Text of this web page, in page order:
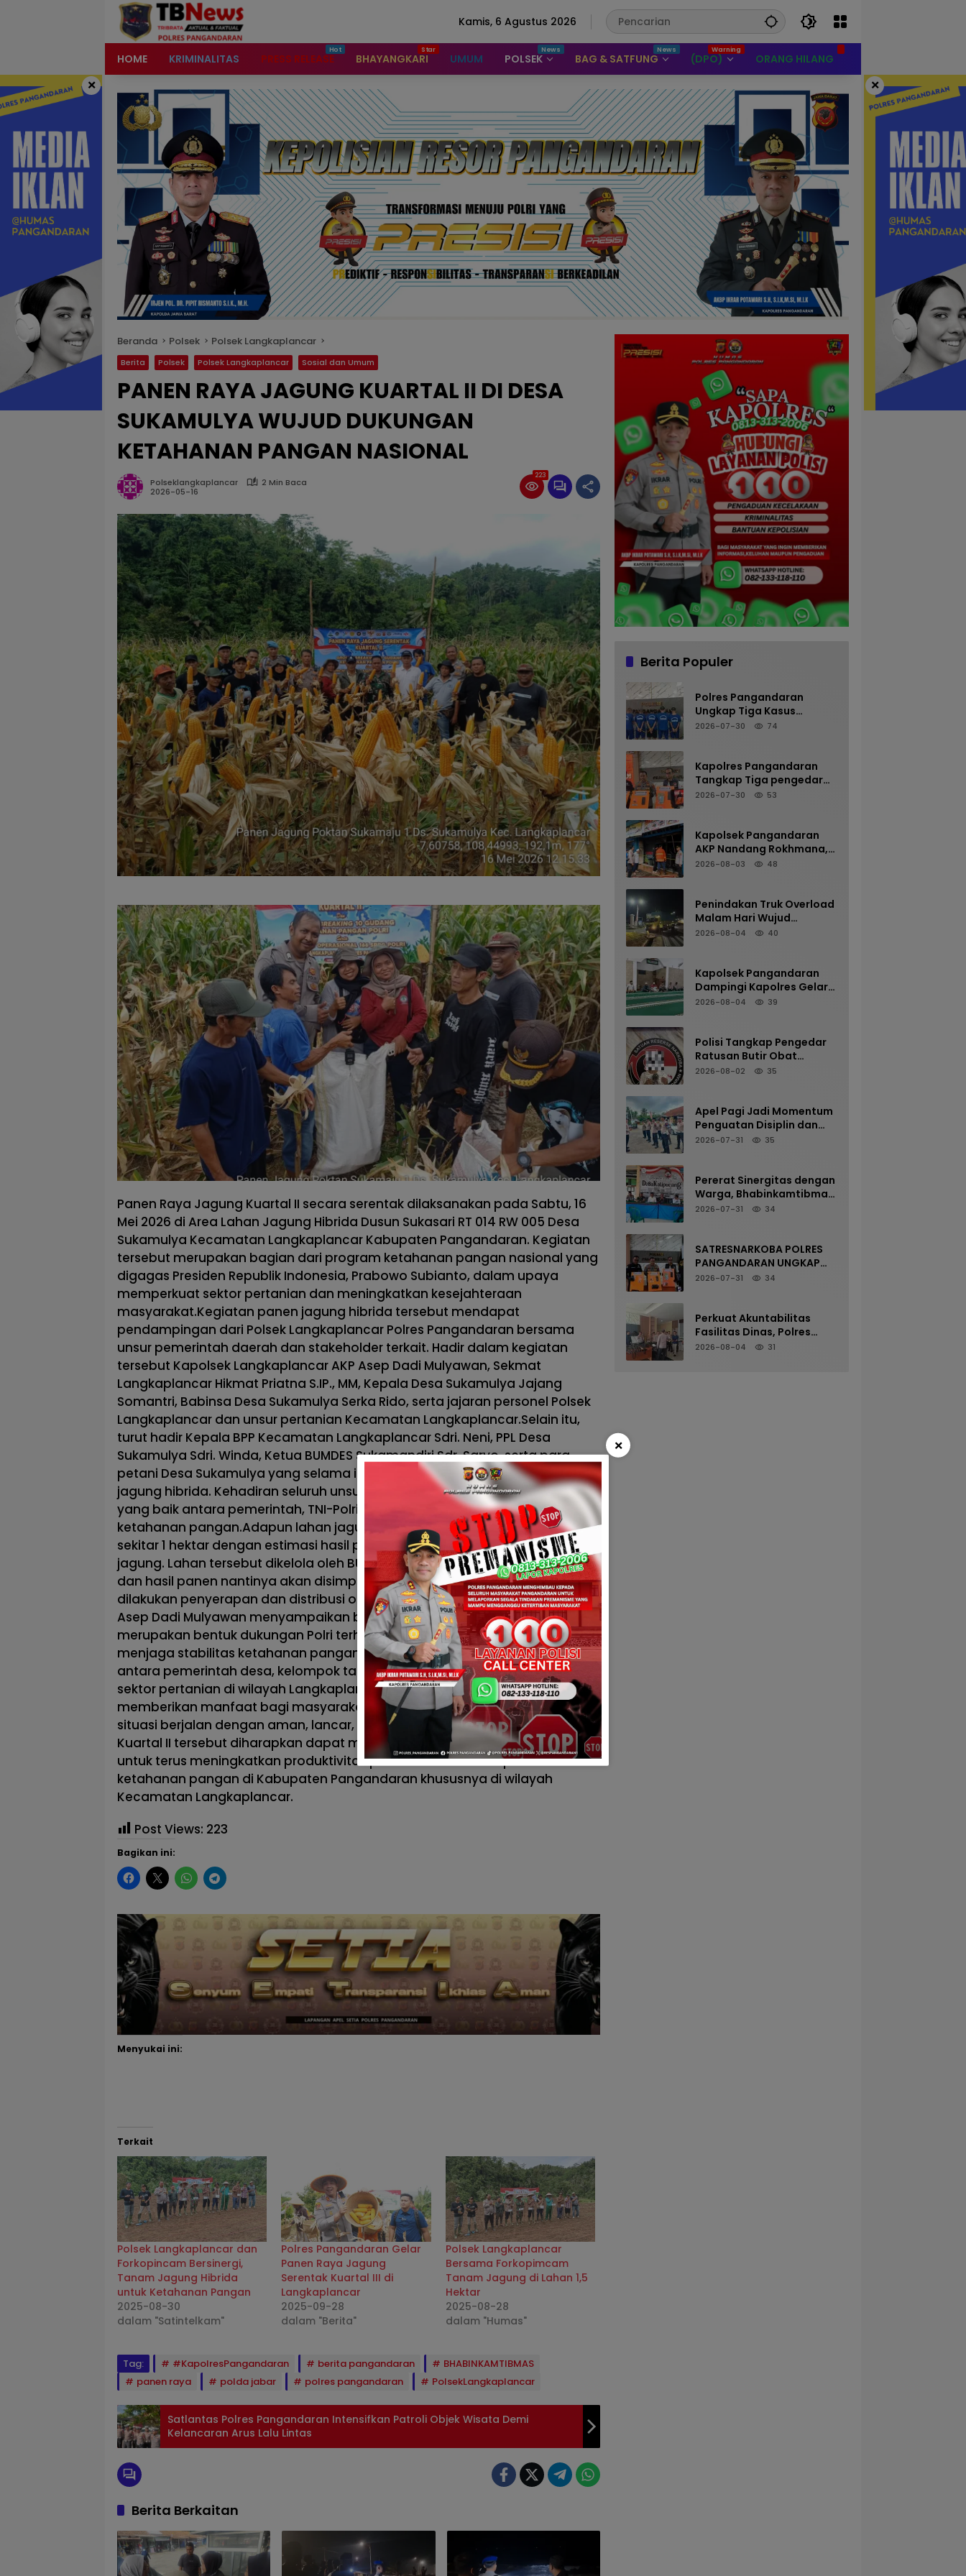
Kamis, 6 Agustus 2026
HOME KRIMINALITAS PRESS RELEASE BHAYANGKARI UMUM POLSEK BAG & SATFUNG (DPO) ORANG HILANG
× ×
Beranda Polsek Polsek Langkaplancar
Berita Polsek Polsek Langkaplancar Sosial dan Umum
PANEN RAYA JAGUNG KUARTAL II DI DESA
SUKAMULYA WUJUD DUKUNGAN
KETAHANAN PANGAN NASIONAL
Polseklangkaplancar
2 Min Baca
2026-05-16
223
Panen Raya Jagung Kuartal II secara serentak dilaksanakan pada Sabtu, 16
Mei 2026 di Area Lahan Jagung Hibrida Dusun Sukasari RT 014 RW 005 Desa
Sukamulya Kecamatan Langkaplancar Kabupaten Pangandaran. Kegiatan
tersebut merupakan bagian dari program ketahanan pangan nasional yang
digagas Presiden Republik Indonesia, Prabowo Subianto, dalam upaya
memperkuat sektor pertanian dan meningkatkan kesejahteraan
masyarakat.Kegiatan panen jagung hibrida tersebut mendapat
pendampingan dari Polsek Langkaplancar Polres Pangandaran bersama
unsur pemerintah daerah dan stakeholder terkait. Hadir dalam kegiatan
tersebut Kapolsek Langkaplancar AKP Asep Dadi Mulyawan, Sekmat
Langkaplancar Hikmat Priatna S.IP., MM, Kepala Desa Sukamulya Jajang
Somantri, Babinsa Desa Sukamulya Serka Rido, serta jajaran personel Polsek
Langkaplancar dan unsur pertanian Kecamatan Langkaplancar.Selain itu,
turut hadir Kepala BPP Kecamatan Langkaplancar Sdri. Neni, PPL Desa
Sukamulya Sdri. Winda, Ketua BUMDES Sukamandiri Sdr. Saryo, serta para
petani Desa Sukamulya yang selama ini aktif mengelola lahan pertanian
jagung hibrida. Kehadiran seluruh unsur tersebut menunjukkan sinergitas
yang baik antara pemerintah, TNI-Polri, dan masyarakat dalam mendukung
ketahanan pangan.Adapun lahan jagung hibrida yang dipanen memiliki luas
sekitar 1 hektar dengan estimasi hasil panen mencapai kurang lebih 7 ton
jagung. Lahan tersebut dikelola oleh BUMDES Sukamandiri Desa Sukamulya
dan hasil panen nantinya akan disimpan di gudang BUMDES sebelum
dilakukan penyerapan dan distribusi oleh Bulog.Kapolsek Langkaplancar AKP
Asep Dadi Mulyawan menyampaikan bahwa kegiatan pendampingan ini
merupakan bentuk dukungan Polri terhadap program pemerintah dalam
menjaga stabilitas ketahanan pangan nasional. Dengan adanya kolaborasi
antara pemerintah desa, kelompok tani, dan aparat keamanan, diharapkan
sektor pertanian di wilayah Langkaplancar dapat terus berkembang dan
memberikan manfaat bagi masyarakat.Selama kegiatan berlangsung
situasi berjalan dengan aman, lancar, dan kondusif. Panen Raya Jagung
Kuartal II tersebut diharapkan dapat menjadi motivasi bagi masyarakat
untuk terus meningkatkan produktivitas pertanian serta memperkuat
ketahanan pangan di Kabupaten Pangandaran khususnya di wilayah
Kecamatan Langkaplancar.
Post Views: 223
Bagikan ini:
Menyukai ini:
Terkait
Polsek Langkaplancar dan
Forkopincam Bersinergi,
Tanam Jagung Hibrida
untuk Ketahanan Pangan
2025-08-30
dalam "Satintelkam"
Polres Pangandaran Gelar
Panen Raya Jagung
Serentak Kuartal III di
Langkaplancar
2025-09-28
dalam "Berita"
Polsek Langkaplancar
Bersama Forkopimcam
Tanam Jagung di Lahan 1,5
Hektar
2025-08-28
dalam "Humas"
Tag: #KapolresPangandaran berita pangandaran
BHABINKAMTIBMAS
panen raya
polda jabar polres pangandaran PolsekLangkaplancar
Satlantas Polres Pangandaran Intensifkan Patroli Objek Wisata Demi
Kelancaran Arus Lalu Lintas
Berita Berkaitan
Berita Populer
Polres Pangandaran
Ungkap Tiga Kasus
Kekerasan Seksual
2026-07-30 74
Kapolres Pangandaran
Tangkap Tiga pengedar
Kasus Narkotika, Tiga
2026-07-30 53
Kapolsek Pangandaran
AKP Nandang Rokhmana,
S.H., M.H. Bersama
2026-08-03 48
Penindakan Truk Overload
Malam Hari Wujud
Komitmen Satlantas
2026-08-04 40
Kapolsek Pangandaran
Dampingi Kapolres Gelar
Sholat Subuh Keliling di
Jaga Kamtibmas
2026-08-04 39
Polisi Tangkap Pengedar
Ratusan Butir Obat
Terlarang di Cijulang
2026-08-02 35
Apel Pagi Jadi Momentum
Penguatan Disiplin dan
Kesiapan Personel Polsek
2026-07-31 35
Pererat Sinergitas dengan
Warga, Bhabinkamtibmas
Desa Kalipucang Ikuti
2026-07-31 34
SATRESNARKOBA POLRES
PANGANDARAN UNGKAP
KASUS NARKOTIKA MELALUI
2026-07-31 34
Perkuat Akuntabilitas
Fasilitas Dinas, Polres
Pangandaran Gelar
2026-08-04 31
×